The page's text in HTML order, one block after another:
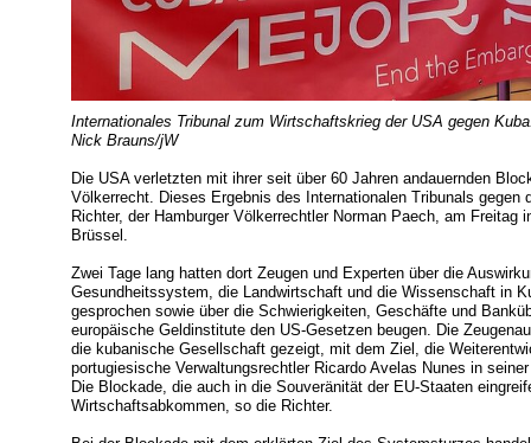
Internationales Tribunal zum Wirtschaftskrieg der USA gegen
Nick Brauns/jW
Die USA verletzten mit ihrer seit über 60 Jahren andauernden
Völkerrecht. Dieses Ergebnis des Internationalen Tribunals
Richter, der Hamburger Völkerrechtler Norman Paech, am Freitag
Brüssel.
Zwei Tage lang hatten dort Zeugen und Experten über die
Gesundheitssystem, die Landwirtschaft und die Wissenschaft in
gesprochen sowie über die Schwierigkeiten, Geschäfte und
europäische Geldinstitute den US-Gesetzen beugen. Die
die kubanische Gesellschaft gezeigt, mit dem Ziel, die
portugiesische Verwaltungsrechtler Ricardo Avelas Nunes in
Die Blockade, die auch in die Souveränität der EU-Staaten
Wirtschaftsabkommen, so die Richter.